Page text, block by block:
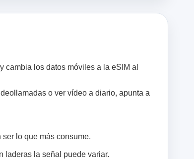
cambia los datos móviles a la eSIM al
o ver vídeo a diario, apunta a
lo que más consume.
laderas la señal puede variar.